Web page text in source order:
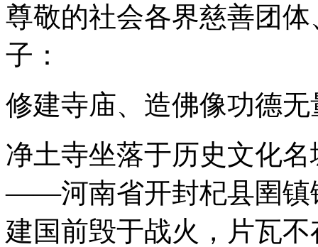
尊敬的社会各界慈善团
子：
修建寺庙、造佛像功德无
净土寺坐落于历史文化
——河南省开封杞县圉镇
建国前毁于战火，片瓦